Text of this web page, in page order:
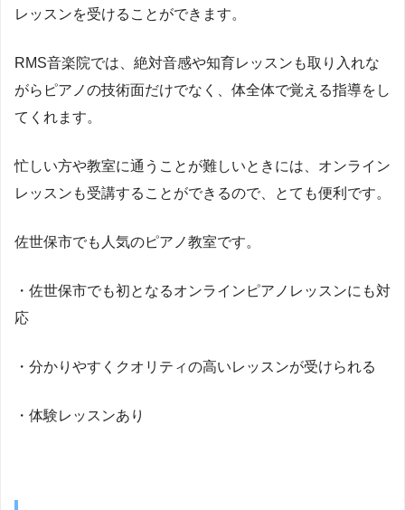
レッスンを受けることができます。
RMS音楽院では、絶対音感や知育レッスンも取り入れな
がらピアノの技術面だけでなく、体全体で覚える指導をし
てくれます。
忙しい方や教室に通うことが難しいときには、オンライン
レッスンも受講することができるので、とても便利です。
佐世保市でも人気のピアノ教室です。
・佐世保市でも初となるオンラインピアノレッスンにも対
応
・分かりやすくクオリティの高いレッスンが受けられる
・体験レッスンあり